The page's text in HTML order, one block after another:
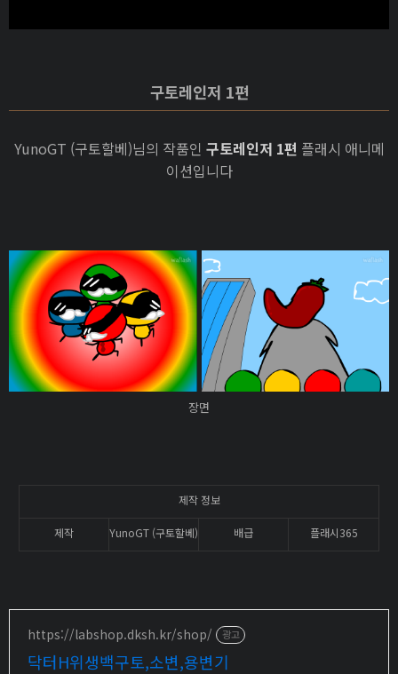
구토레인저 1편
YunoGT (구토할베)님의 작품인 구토레인저 1편 플래시 애니메
이션입니다
장면
제작 정보
제작 YunoGT (구토할베) 배급 플래시365
https://labshop.dksh.kr/shop/ 광고
닥터H위생백구토,소변,용변기